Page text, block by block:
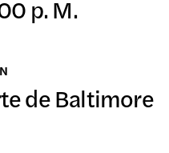
p. M.
de Baltimore